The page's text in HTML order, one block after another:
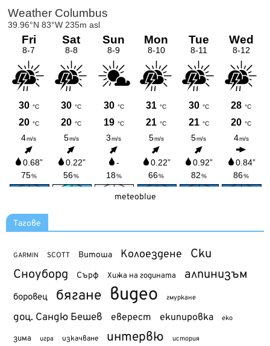
meteoblue
Тагове
GARMIN SCOTT Витоша Колоездене Ски
Сноуборд Сърф Хижа на годината алпинизъм
боровец бягане видео гмуркане
доц. Сандю Бешев еверест екипировка еко
зима игра изкачване интервю история